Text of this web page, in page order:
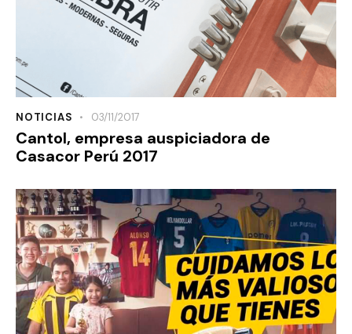
NOTICIAS 03/11/2017
Cantol, empresa auspiciadora de
Casacor Perú 2017